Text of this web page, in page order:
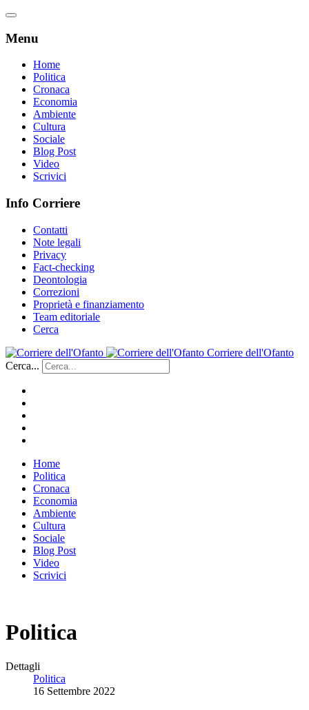
Menu
Home
Politica
Cronaca
Economia
Ambiente
Cultura
Sociale
Blog Post
Video
Scrivici
Info Corriere
Contatti
Note legali
Privacy
Fact-checking
Deontologia
Correzioni
Proprietà e finanziamento
Team editoriale
Cerca
Corriere dell'Ofanto
Cerca...
Home
Politica
Cronaca
Economia
Ambiente
Cultura
Sociale
Blog Post
Video
Scrivici
Politica
Dettagli
Politica
16 Settembre 2022